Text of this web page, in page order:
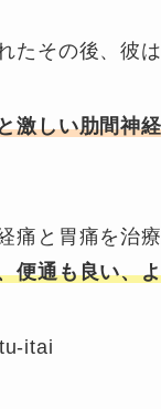
たその後、彼
激しい肋間神
痛と胃痛を治
便通も良い、
itai